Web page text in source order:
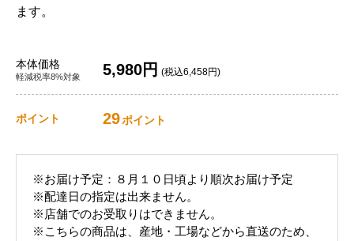
ます。
本体価格
軽減税率8%対象 5,980円 (税込6,458円)
ポイント 29ポイント
※お届け予定：８月１０日頃より順次お届け予定
※配達日の指定は出来ません。
※店舗でのお受取りはできません。
※こちらの商品は、産地・工場などから直送のため、